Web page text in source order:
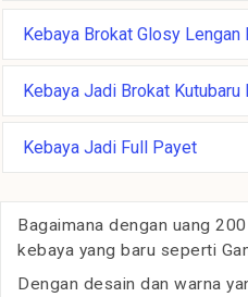
Kebaya Brokat Glosy Lengan
Kebaya Jadi Brokat Kutubaru
Kebaya Jadi Full Payet
Bagaimana dengan uang
kebaya yang baru seperti
Dengan desain dan warna